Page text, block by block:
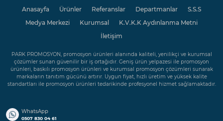
Anasayfa Ürünler Referanslar Departmanlar
S.S.S
Medya Merkezi
Kurumsal
K.V.K.K Aydınlanma Metni
İletişim
PARK PROMOSYON, promosyon ürünleri alanında kaliteli, yenilikçi ve kurumsal
çözümler sunan güvenilir bir iş ortağıdır. Geniş ürün yelpazesi ile promosyon
ürünleri, baskılı promosyon ürünleri ve kurumsal promosyon çözümleri sunarak
markaların tanıtım gücünü artırır. Uygun fiyat, hızlı üretim ve yüksek kalite
standartları ile promosyon ürünleri tedarikinde profesyonel hizmet sağlamaktadır.
WhatsApp
0507 830 04 61